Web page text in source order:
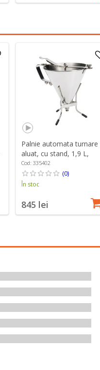
Palnie automata turnare
aluat, cu stand, 1,9 L,
"KWIK PRO" - de Buyer
Cod: 335402
(0)
În stoc
845 lei